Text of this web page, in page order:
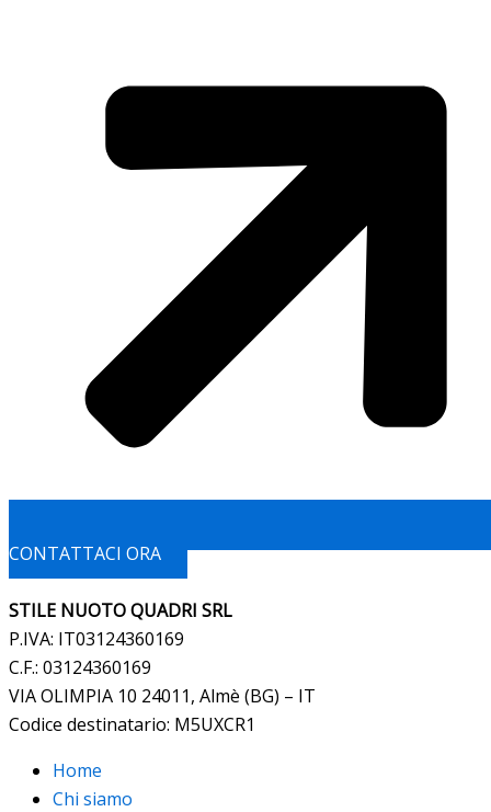
CONTATTACI ORA
STILE NUOTO QUADRI SRL
P.IVA: IT03124360169
C.F.: 03124360169
VIA OLIMPIA 10 24011, Almè (BG) – IT
Codice destinatario: M5UXCR1
Home
Chi siamo